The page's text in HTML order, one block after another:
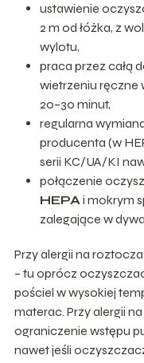
ustawienie
2 m od łóżka, z
wylotu,
praca przez całą
wietrzeniu ręczne
20–30 minut,
regularna
producenta (w
serii KC/UA/KI
połączenie
HEPAi mokrym
zalegające w
Przy alergii na
– tu oprócz
pościel w wysokiej
materac. Przy alergii
ograniczenie wstępu
nawet jeśli